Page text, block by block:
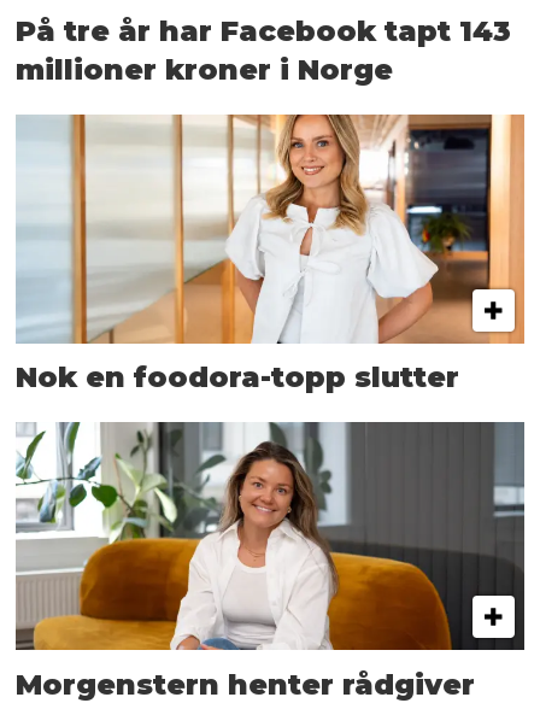
På tre år har Facebook tapt 143
millioner kroner i Norge
Nok en foodora-topp slutter
Morgenstern henter rådgiver